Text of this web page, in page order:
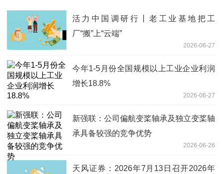
活力中国调研行丨老工业基地把工
厂“搬”上“云端”
2026-06-27
今年1-5月份全国规模以上工业企业利润
增长18.8%
2026-06-27
新强联：公司偏航变桨轴承及独立变桨轴
承具备较强的竞争优势
2026-06-26
天风证券：2026年7月13日召开2026年